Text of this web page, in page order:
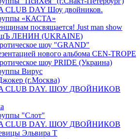
CLUB DAY Шоу двойников.
«КАСТА»
посвящается! Just man show
ЛЕНИН (UKRAINE)
шоу "GRAND"
нового альбома CEN-TROPE
шоу PRIDE (Украина)
Вирус
(г.Москва)
CLUB DAY. ШОУ ДВОЙНИКОВ
"Слот"
CLUB DAY. ШОУ ДВОЙНИКОВ
Эльвира Т